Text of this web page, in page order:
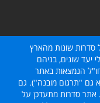
סדרות שונות מהארץ
יעד שונים, בניהם
הנמצאות באתר
גם "תרגום מובנה"). גם
אתר סדרות מתעדכן על